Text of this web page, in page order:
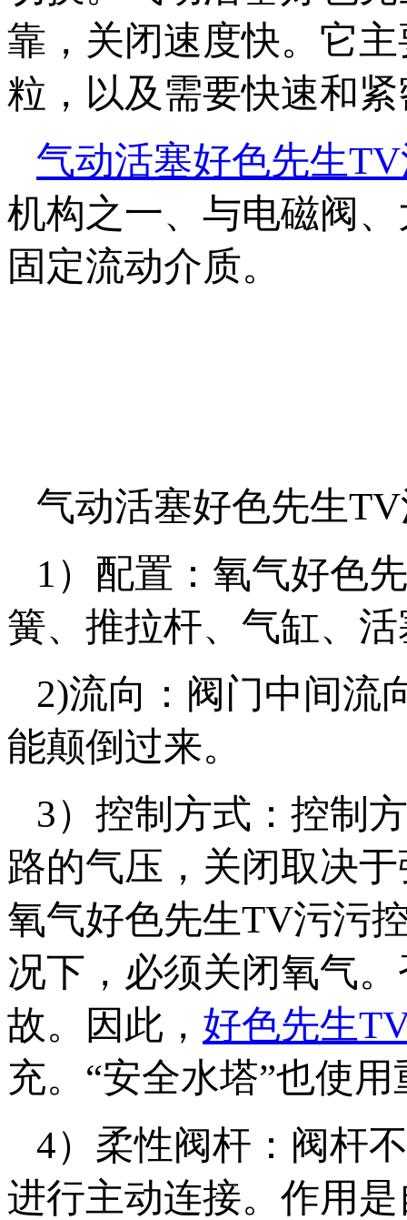
靠，关闭速度快。
粒，以及需要快速和
气动活塞好色先生
机构之一、与电磁阀
固定流动介质。
气动活塞好色先生TV
1）配置：氧气好色先
簧、推拉杆、气缸
2)流向：阀门中间流
能颠倒过来。
3）控制方式：控制
路的气压，关闭取决于
氧气好色先生TV污污控
况下，必须关闭氧
故。因此， 好色先生
充。“安全水塔”也使
4）柔性阀杆：阀杆
进行主动连接。作用是自